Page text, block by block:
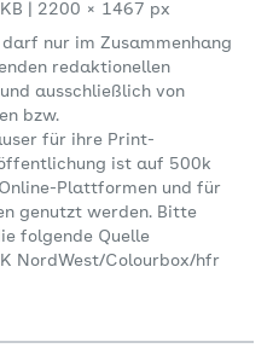
2200 × 1467 px
darf nur im Zusammenhang
redaktionellen
ausschließlich von
bzw.
für ihre Print-
ist auf 500k
Plattformen und für
genutzt werden. Bitte
folgende Quelle
NordWest/Colourbox/hfr